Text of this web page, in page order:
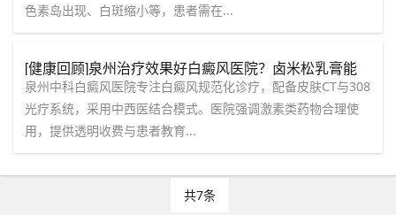
色素岛出现、白斑缩小等，患者需在...
[健康回顾]泉州治疗效果好白癜风医院？卤米松乳膏能
长期用吗？
泉州中科白癜风医院专注白癜风规范化诊疗，配备皮肤CT与308
光疗系统，采用中西医结合模式。医院强调激素类药物合理使
用，提供透明收费与患者教育...
共7条